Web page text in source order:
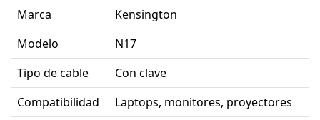
Marca
Kensington
Modelo
N17
Tipo de cable
Con clave
Compatibilidad
Laptops, monitores, proyectores